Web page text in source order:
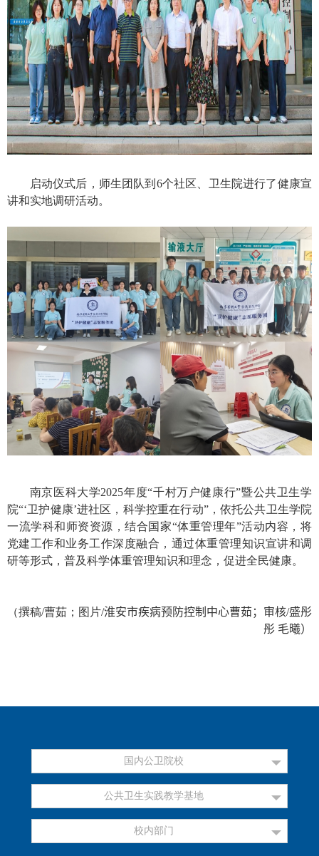
启动仪式后，师生团队到 6个社区、卫生院进行了健康宣
讲和实地调研活动。
南京医科大学2025年度“千村万户健康行”暨公共卫生学
院“‘卫护健康’进社区，科学控重在行动”，依托公共卫生学院
一流学科和师资资源，结合国家“体重管理年”活动内容，将
党建工作和业务工作深度融合，通过体重管理知识宣讲和调
研等形式，普及科学体重管理知识和理念，促进全民健康。
（撰稿/曹茹；图片/淮安市疾病预防控制中心曹茹 ； 审核/盛彤
彤 毛曦）
国内公卫院校
公共卫生实践教学基地
校内部门